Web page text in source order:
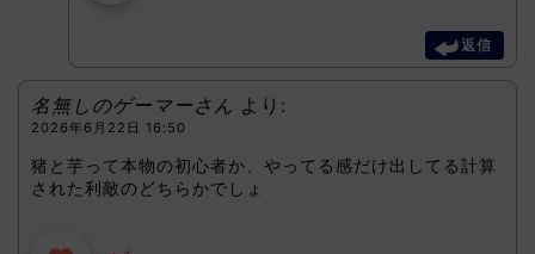
返信
名無しのゲーマーさん より:
2026年6月22日 16:50
猪と芋って本物の初心者か、やってる感だけ出してる計算
された利敵のどちらかでしょ